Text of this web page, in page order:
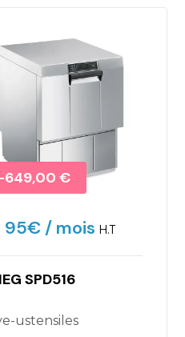
! €
95€/ mois H.T
SPD516
ustensiles